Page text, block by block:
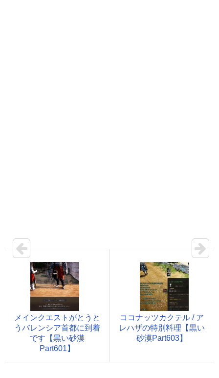
メインクエストがとうと
うバレンシア首都に到着
です【黒い砂漠
Part601】
ココナッツカクテル / ア
レハザの特別料理【黒い
砂漠Part603】